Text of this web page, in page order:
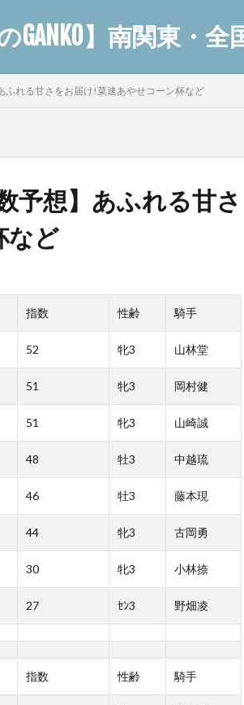
GANKO】南関東・
ふれる甘さをお届け!菜速あやせコーン杯など
予想】あふれる甘さ
など
指数 性齢 騎手
52 牝3 山林堂
51 牝3 岡村健
51 牝3 山崎誠
48 牡3 中越琉
46 牡3 藤本現
44 牝3 古岡勇
30 牝3 小林捺
27 ｾﾝ3 野畑凌
指数 性齢 騎手